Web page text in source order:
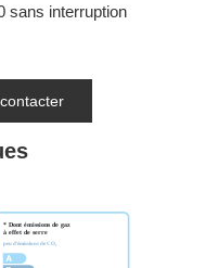
sans interruption